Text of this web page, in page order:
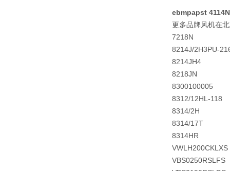
ebmpapst
更多品牌风机在
7218N
8214J/2H3PU-
8214JH4
8218JN
8300100005
8312/12HL-118
8314/2H
8314/17T
8314HR
VWLH200CKLXS
VBS0250RSLFS